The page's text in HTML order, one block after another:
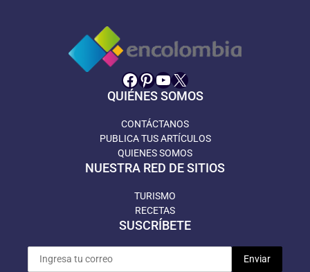
Facebook
Pinterest
YouTube
X
QUIÉNES SOMOS
CONTÁCTANOS
PUBLICA TUS ARTÍCULOS
QUIENES SOMOS
NUESTRA RED DE SITIOS
TURISMO
RECETAS
SUSCRÍBETE